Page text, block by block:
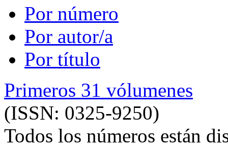
Por número
Por autor/a
Por título
Primeros 31 vólumenes
(ISSN: 0325-9250)
Todos los números están